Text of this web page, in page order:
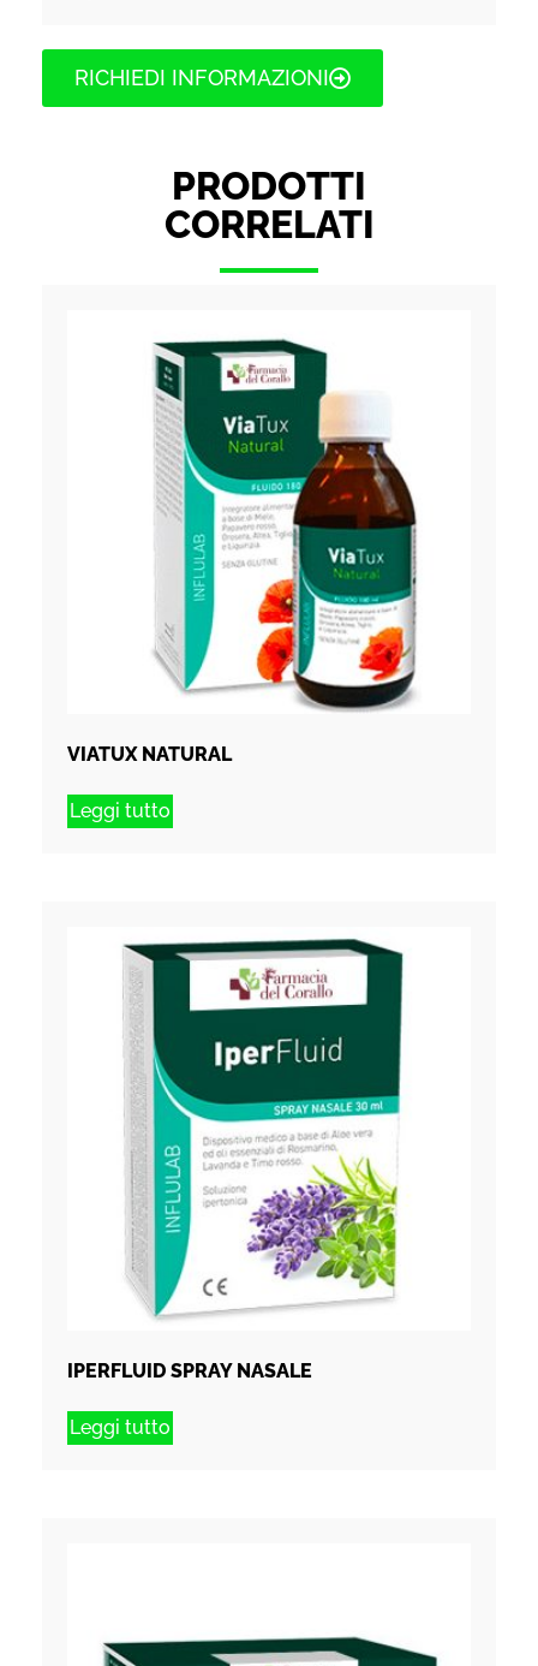
RICHIEDI INFORMAZIONI
PRODOTTI
CORRELATI
VIATUX NATURAL
Leggi tutto
IPERFLUID SPRAY NASALE
Leggi tutto